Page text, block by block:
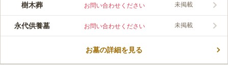
樹木葬 お問い合わせください 未掲載
永代供養墓 お問い合わせください 未掲載
お墓の詳細を見る